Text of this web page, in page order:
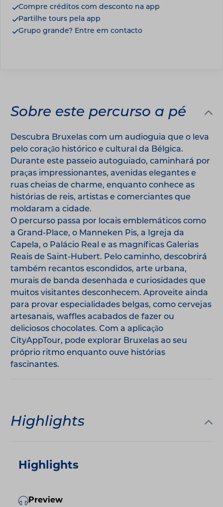
Compre créditos com desconto na app
Partilhe tours pela app
Grupo grande? Entre em contacto
Sobre este percurso a pé
Descubra Bruxelas com um audioguia que o leva
pelo coração histórico e cultural da Bélgica.
Durante este passeio autoguiado, caminhará por
praças impressionantes, avenidas elegantes e
ruas cheias de charme, enquanto conhece as
histórias de reis, artistas e comerciantes que
moldaram a cidade.
O percurso passa por locais emblemáticos como
a Grand-Place, o Manneken Pis, a Igreja da
Capela, o Palácio Real e as magníficas Galerias
Reais de Saint-Hubert. Pelo caminho, descobrirá
também recantos escondidos, arte urbana,
murais de banda desenhada e curiosidades que
muitos visitantes desconhecem. Aproveite ainda
para provar especialidades belgas, como cervejas
artesanais, waffles acabados de fazer ou
deliciosos chocolates. Com a aplicação
CityAppTour, pode explorar Bruxelas ao seu
próprio ritmo enquanto ouve histórias
fascinantes.
Highlights
Highlights
Preview